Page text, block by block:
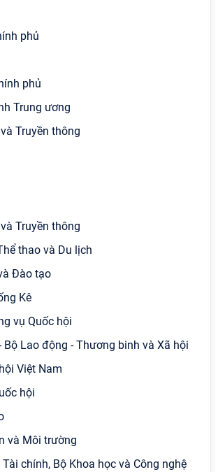
phủ
phủ
Trung ương
Truyền thông
Truyền thông
thao và Du lịch
Đào tạo
Kê
vụ Quốc hội
Bộ Lao động - Thương binh và Xã hội
Việt Nam
hội
và Môi trường
Tài chính, Bộ Khoa học và Công nghệ